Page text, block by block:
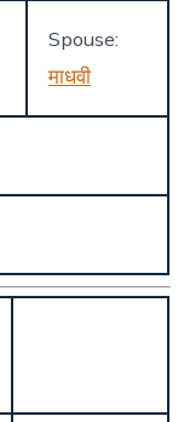
Spouse:
माधवी